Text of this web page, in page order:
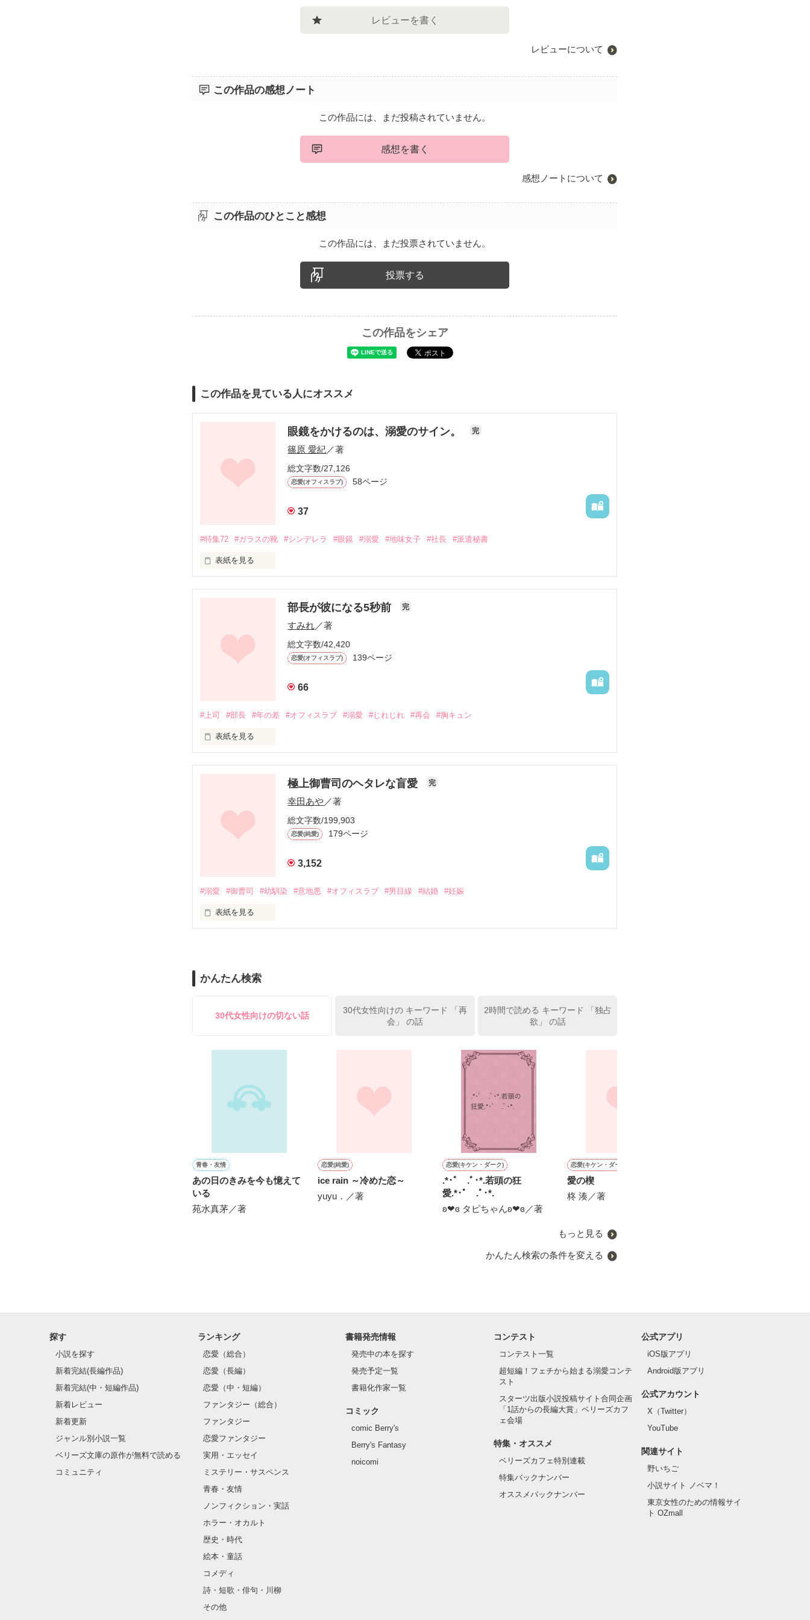
レビューを書く
レビューについて
この作品の感想ノート
この作品には、まだ投稿されていません。
感想を書く
感想ノートについて
この作品のひとこと感想
この作品には、まだ投票されていません。
投票する
この作品をシェア
この作品を見ている人にオススメ
眼鏡をかけるのは、溺愛のサイン。 完
篠原 愛紀／著
総文字数/27,126
恋愛(オフィスラブ) 58ページ
37
#特集72 #ガラスの靴 #シンデレラ #眼鏡 #溺愛 #地味女子 #社長 #派遣秘書
表紙を見る
ヒールが折れた駅のホーム。
助けてくれたのは派遣先の強面社長でした。
眞井 辰巳 29歳
×
派遣秘書
沢渡 沙良 23歳
＊誤字を修正致しました。
部長が彼になる5秒前 完
すみれ／著
総文字数/42,420
恋愛(オフィスラブ) 139ページ
66
#上司 #部長 #年の差 #オフィスラブ #溺愛 #じれじれ #再会 #胸キュン
表紙を見る
だってそうさせたのは、貴方でしょう…？
「それは僕に、甘えたいってこと？
そう期待してもいい…？」
女性ファッション誌『Venus』を
企画編集する、仕事一筋
    佐野 朱里(27)
昔の教育係であり、冷徹な鬼部長
ありがとうございました＊°
極上御曹司のヘタレな盲愛 完
幸田あや／著
総文字数/199,903
恋愛(純愛) 179ページ
3,152
#溺愛 #御曹司 #幼馴染 #意地悪 #オフィスラブ #男目線 #結婚 #妊娠
表紙を見る
『ニタドリ』に入社して３年目
双子の妹、花蓮に、物心ついた頃から
自分はモテないと思っていて
２４年間彼氏もいないし、
実は初恋もまだ
水島 大河 ２９歳
『神系イケメン』と言われるほどの容姿で
『水島グループ』の御曹司である
手に入れたい一心で、
３０歳までという条件で
許してもらっている
が２９歳になった現在まで
どうにもできていない
見掛け倒しの超ヘタレ
でももう後がない！
かんたん検索
30代女性向けの切ない話
30代女性向けの キーワード 「再
会」 の話
2時間で読める キーワード 「独占
欲」 の話
青春・友情
あの日のきみを今も憶えて
いる
苑水真茅／著
恋愛(純愛)
ice rain ～冷めた恋～
yuyu．／著
恋愛(キケン・ダーク)
.*･ﾟ .ﾟ･*.若頭の狂
愛.*･ﾟ .ﾟ･*.
ʚ❤︎ɞ タピちゃんʚ❤︎ɞ／著
恋愛(キケン・ダーク)
愛の楔
柊 湊／著
もっと見る
かんたん検索の条件を変える
探す
小説を探す
新着完結(長編作品)
新着完結(中・短編作品)
新着レビュー
新着更新
ジャンル別小説一覧
ベリーズ文庫の原作が無料で読める
コミュニティ
ランキング
恋愛（総合）
恋愛（長編）
恋愛（中・短編）
ファンタジー（総合）
ファンタジー
恋愛ファンタジー
実用・エッセイ
ミステリー・サスペンス
青春・友情
ノンフィクション・実話
ホラー・オカルト
歴史・時代
絵本・童話
コメディ
詩・短歌・俳句・川柳
その他
書籍発売情報
発売中の本を探す
発売予定一覧
書籍化作家一覧
コミック
comic Berry's
Berry's Fantasy
noicomi
コンテスト
コンテスト一覧
超短編！フェチから始まる溺愛コンテ
スト
スターツ出版小説投稿サイト合同企画
「1話からの長編大賞」ベリーズカフ
ェ会場
特集・オススメ
ベリーズカフェ特別連載
特集バックナンバー
オススメバックナンバー
公式アプリ
iOS版アプリ
Android版アプリ
公式アカウント
X（Twitter）
YouTube
関連サイト
野いちご
小説サイト ノベマ！
東京女性のための情報サイ
ト OZmall